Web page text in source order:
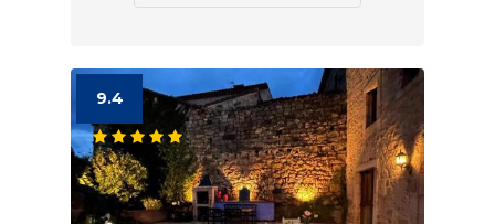
9.4